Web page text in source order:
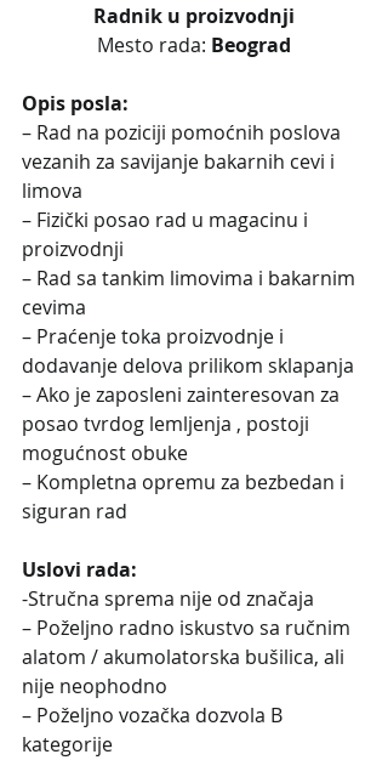
Radnik u proizvodnji
Mesto rada: Beograd
Opis posla:
– Rad na poziciji pomoćnih poslova
vezanih za savijanje bakarnih cevi i
limova
– Fizički posao rad u magacinu i
proizvodnji
– Rad sa tankim limovima i bakarnim
cevima
– Praćenje toka proizvodnje i
dodavanje delova prilikom sklapanja
– Ako je zaposleni zainteresovan za
posao tvrdog lemljenja , postoji
mogućnost obuke
– Kompletna opremu za bezbedan i
siguran rad
Uslovi rada:
-Stručna sprema nije od značaja
– Poželjno radno iskustvo sa ručnim
alatom / akumolatorska bušilica, ali
nije neophodno
– Poželjno vozačka dozvola B
kategorije